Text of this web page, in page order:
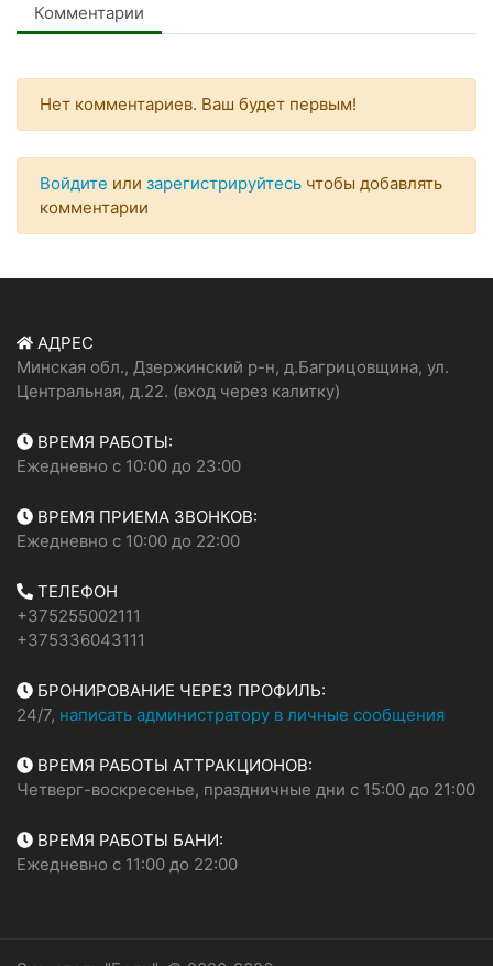
Комментарии
Нет комментариев. Ваш будет первым!
Войдите или зарегистрируйтесь чтобы добавлять
комментарии
АДРЕС
Минская обл., Дзержинский р-н, д.Багрицовщина, ул.
Центральная, д.22. (вход через калитку)
ВРЕМЯ РАБОТЫ:
Ежедневно с 10:00 до 23:00
ВРЕМЯ ПРИЕМА ЗВОНКОВ:
Ежедневно с 10:00 до 22:00
ТЕЛЕФОН
+375255002111
+375336043111
БРОНИРОВАНИЕ ЧЕРЕЗ ПРОФИЛЬ:
24/7, написать администратору в личные сообщения
ВРЕМЯ РАБОТЫ АТТРАКЦИОНОВ:
Четверг-воскресенье, праздничные дни с 15:00 до 21:00
ВРЕМЯ РАБОТЫ БАНИ:
Ежедневно с 11:00 до 22:00